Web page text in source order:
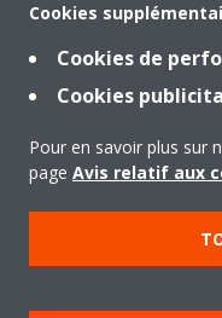
Solutions
À propos de Daikin
Mentions
Cookies
Cookies de
Cookies
Pour en savoir plus sur
page Avis relatif aux